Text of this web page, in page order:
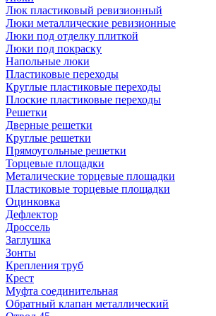
Люк пластиковый ревизионный
Люки металлические ревизионные
Люки под отделку плиткой
Люки под покраску
Напольные люки
Пластиковые переходы
Круглые пластиковые переходы
Плоские пластиковые переходы
Решетки
Дверные решетки
Круглые решетки
Прямоугольные решетки
Торцевые площадки
Металические торцевые площадки
Пластиковые торцевые площадки
Оцинковка
Дефлектор
Дроссель
Заглушка
Зонты
Крепления труб
Крест
Муфта соединительная
Обратный клапан металлический